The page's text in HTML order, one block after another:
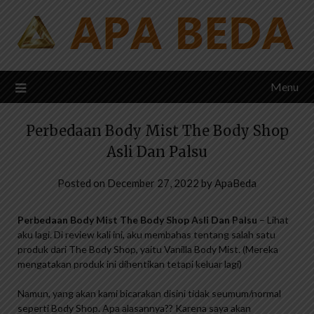
content
Menu
Perbedaan Body Mist The Body Shop
Asli Dan Palsu
Posted on December 27, 2022 byApaBeda
Perbedaan Body Mist The Body Shop Asli Dan Palsu – Lihat
aku lagi. Di review kali ini, aku membahas tentang salah satu
produk dari The Body Shop, yaitu Vanilla Body Mist. (Mereka
mengatakan produk ini dihentikan tetapi keluar lagi)
Namun, yang akan kami bicarakan disini tidak seumum/normal
seperti Body Shop. Apa alasannya?? Karena saya akan